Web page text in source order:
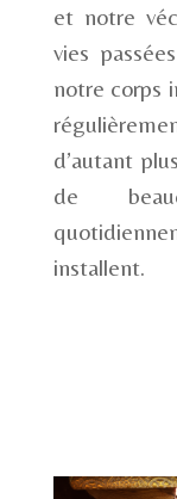
et notre
vies
notre corps
d’autant
de
installent.